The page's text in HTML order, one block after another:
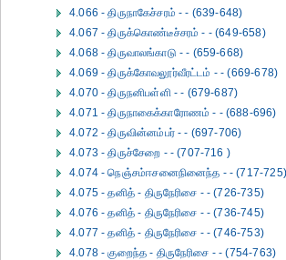
4.066 - திருநாகேச்சரம் - - (639-648)
4.067 - திருக்கொண்டீச்சரம் - - (649-658)
4.068 - திருவாலங்காடு - - (659-668)
4.069 - திருக்கோவலூர்வீரட்டம் - - (669-678)
4.070 - திருநனிபள்ளி - - (679-687)
4.071 - திருநாகைக்காரோணம் - - (688-696)
4.072 - திருவின்னம்பர் - - (697-706)
4.073 - திருச்சேறை - - (707-716 )
4.074 - நெஞ்சம்ஈசனைநினைந்த - - (717-725)
4.075 - தனித் - திருநேரிசை - - (726-735)
4.076 - தனித் - திருநேரிசை - - (736-745)
4.077 - தனித் - திருநேரிசை - - (746-753)
4.078 - குறைந்த - திருநேரிசை - - (754-763)